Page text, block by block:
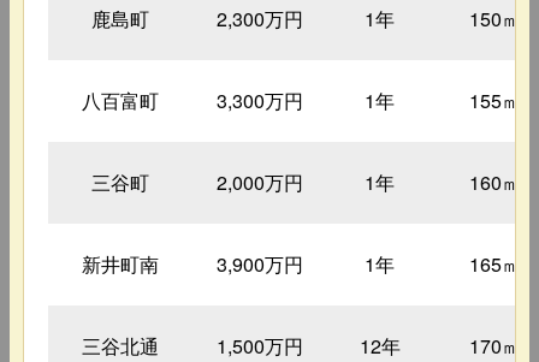
鹿島町 2,300万円 1年 150㎡
八百富町 3,300万円 1年 155㎡
三谷町 2,000万円 1年 160㎡
新井町南 3,900万円 1年 165㎡
三谷北通 1,500万円 12年 170㎡